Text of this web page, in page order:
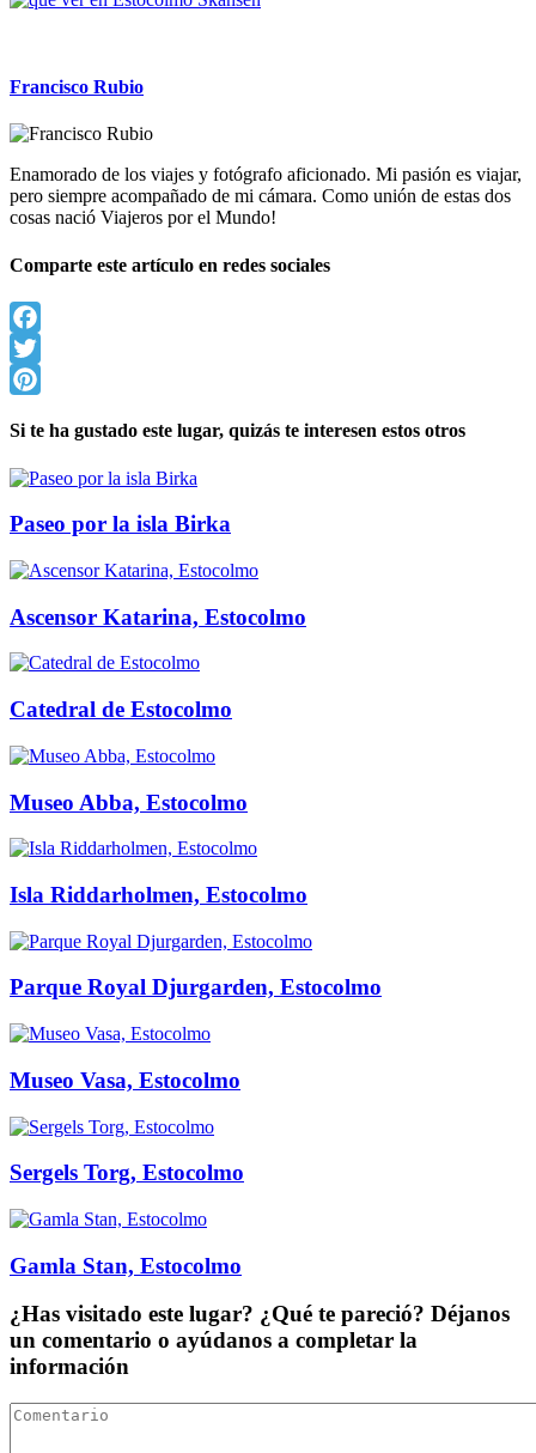
Francisco Rubio
Enamorado de los viajes y fotógrafo aficionado. Mi pasión es viajar,
pero siempre acompañado de mi cámara. Como unión de estas dos
cosas nació Viajeros por el Mundo!
Comparte este artículo en redes sociales
Facebook
Twitter
Si te ha gustado este lugar, quizás te interesen estos otros
Paseo por la isla Birka
Ascensor Katarina, Estocolmo
Catedral de Estocolmo
Museo Abba, Estocolmo
Isla Riddarholmen, Estocolmo
Parque Royal Djurgarden, Estocolmo
Museo Vasa, Estocolmo
Sergels Torg, Estocolmo
Gamla Stan, Estocolmo
¿Has visitado este lugar? ¿Qué te pareció? Déjanos
un comentario o ayúdanos a completar la
información